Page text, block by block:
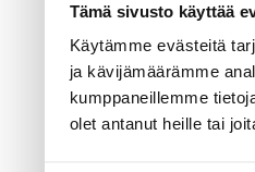
Tämä sivusto käyttää
Käytämme evästeitä
ja kävijämäärämme
kumppaneillemme
olet antanut heille tai